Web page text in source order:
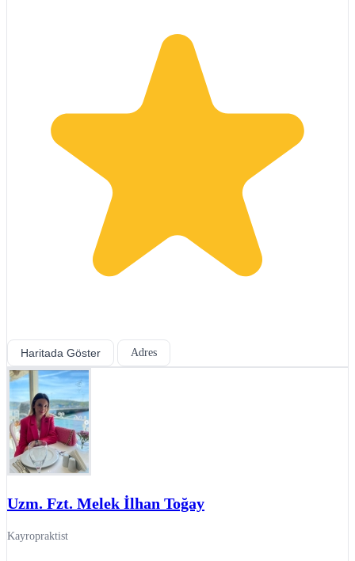
Haritada Göster Adres
Uzm. Fzt. Melek İlhan Toğay
Kayropraktist